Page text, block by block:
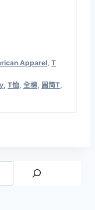
Apparel T
T恤 全棉 圓筒T